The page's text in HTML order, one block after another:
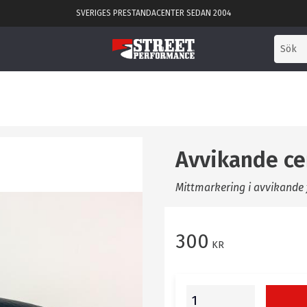
SVERIGES PRESTANDACENTER SEDAN 2004
Avvikande
Mittmarkering i
300 KR